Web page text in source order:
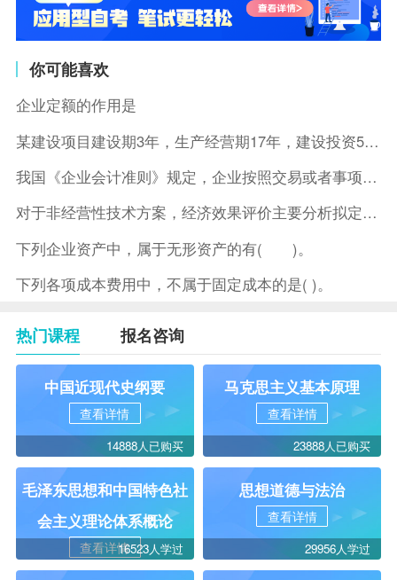
你可能喜欢
企业定额的作用是
某建设项目建设期3年，生产经营期17年，建设投资5500万元
我国《企业会计准则》规定，企业按照交易或者事项的经济特征确定
对于非经营性技术方案，经济效果评价主要分析拟定方案的( )。
下列企业资产中，属于无形资产的有( )。
下列各项成本费用中，不属于固定成本的是( )。
热门课程 报名咨询
中国近现代史纲要
查看详情
14888人已购买
马克思主义基本原理
查看详情
23888人已购买
毛泽东思想和中国特色社
会主义理论体系概论
查看详情16523人学过
思想道德与法治
查看详情
29956人学过